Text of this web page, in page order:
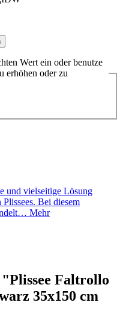
Wert ein oder benutze
erhöhen oder zu
und vielseitige Lösung
Bei diesem
Mehr
Faltrollo
35x150 cm